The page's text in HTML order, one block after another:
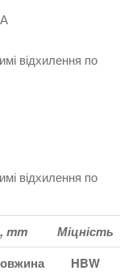
відхилення по
відхилення по
mm
Міцність
HBW